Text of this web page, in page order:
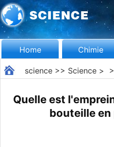
Home Chimie
science>> Science>
Quelle est
bouteille